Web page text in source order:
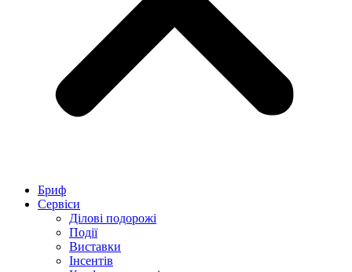
Бриф
Сервіси
Ділові подорожі
Події
Виставки
Інсентів